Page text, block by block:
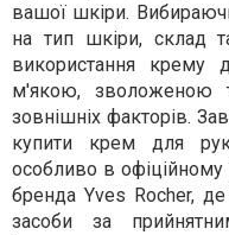
вашої шкіри.
на тип шкіри, склад
використання крему
м'якою, зволоженою
зовнішніх факторів.
купити крем для
особливо в офіційному
бренда Yves Rocher, де
засоби за